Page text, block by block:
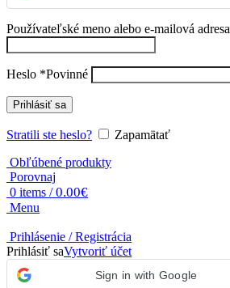
Používateľské meno alebo e-mailová adresa
Heslo *Povinné
Prihlásiť sa
Stratili ste heslo?
Zapamätať
Obľúbené produkty
Porovnaj
0 items / 0.00€
Menu
Prihlásenie / Registrácia
Prihlásiť saVytvoriť účet
Sign in with Google